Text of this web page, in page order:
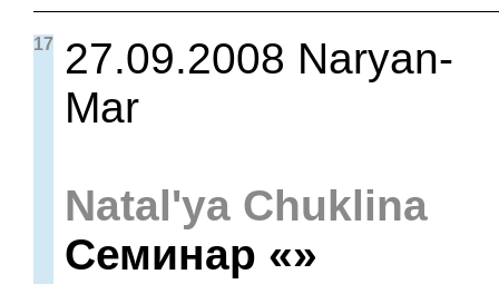
17
27.09.2008 Naryan-
Mar
Natal'ya Chuklina
Семинар «»